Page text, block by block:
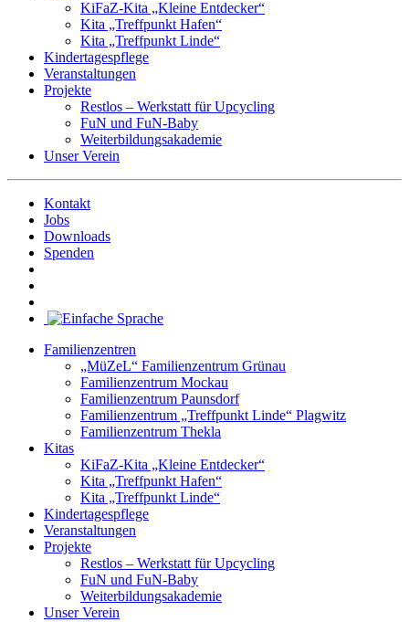
KiFaZ-Kita „Kleine Entdecker“
Kita „Treffpunkt Hafen“
Kita „Treffpunkt Linde“
Kindertagespflege
Veranstaltungen
Projekte
Restlos – Werkstatt für Upcycling
FuN und FuN-Baby
Weiterbildungsakademie
Unser Verein
Kontakt
Jobs
Downloads
Spenden
Familienzentren
„MüZeL“ Familienzentrum Grünau
Familienzentrum Mockau
Familienzentrum Paunsdorf
Familienzentrum „Treffpunkt Linde“ Plagwitz
Familienzentrum Thekla
Kitas
KiFaZ-Kita „Kleine Entdecker“
Kita „Treffpunkt Hafen“
Kita „Treffpunkt Linde“
Kindertagespflege
Veranstaltungen
Projekte
Restlos – Werkstatt für Upcycling
FuN und FuN-Baby
Weiterbildungsakademie
Unser Verein